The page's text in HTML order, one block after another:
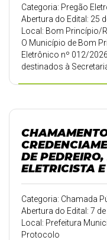
Categoria: Pregão
Abertura do Edital: 25
Local: Bom Princípio/
O Município de Bom
Eletrônico nº 012/
destinados à
DE
ELETRICISTA
Categoria: Chamada
Abertura do Edital: 7
Local: Prefeitura
Protocolo